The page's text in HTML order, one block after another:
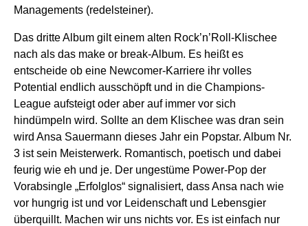
Managements (redelsteiner).
Das dritte Album gilt einem alten Rock’n’Roll-Klischee
nach als das make or break-Album. Es heißt es
entscheide ob eine Newcomer-Karriere ihr volles
Potential endlich ausschöpft und in die Champions-
League aufsteigt oder aber auf immer vor sich
hindümpeln wird. Sollte an dem Klischee was dran sein
wird Ansa Sauermann dieses Jahr ein Popstar. Album Nr.
3 ist sein Meisterwerk. Romantisch, poetisch und dabei
feurig wie eh und je. Der ungestüme Power-Pop der
Vorabsingle „Erfolglos“ signalisiert, dass Ansa nach wie
vor hungrig ist und vor Leidenschaft und Lebensgier
überquillt. Machen wir uns nichts vor. Es ist einfach nur